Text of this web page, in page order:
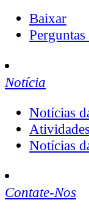
Baixar
Notícia
Notícias
Notícias
Contate-Nos